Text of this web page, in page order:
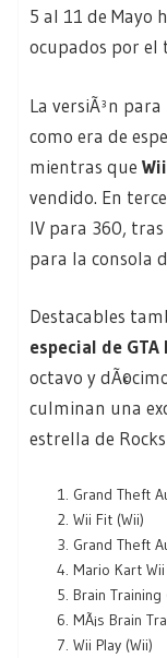
5 al 11 de Mayo
ocupados por el
La versiÃ³n para
como era de
mientras que
vendido. En
IV para 360,
para la consola
Destacables
especial de GTA
octavo y
culminan una
estrella de
Grand Theft
Wii Fit (Wii)
Grand Theft
Mario Kart Wii
Brain Training
MÃ¡s Brain
Wii Play (Wii)